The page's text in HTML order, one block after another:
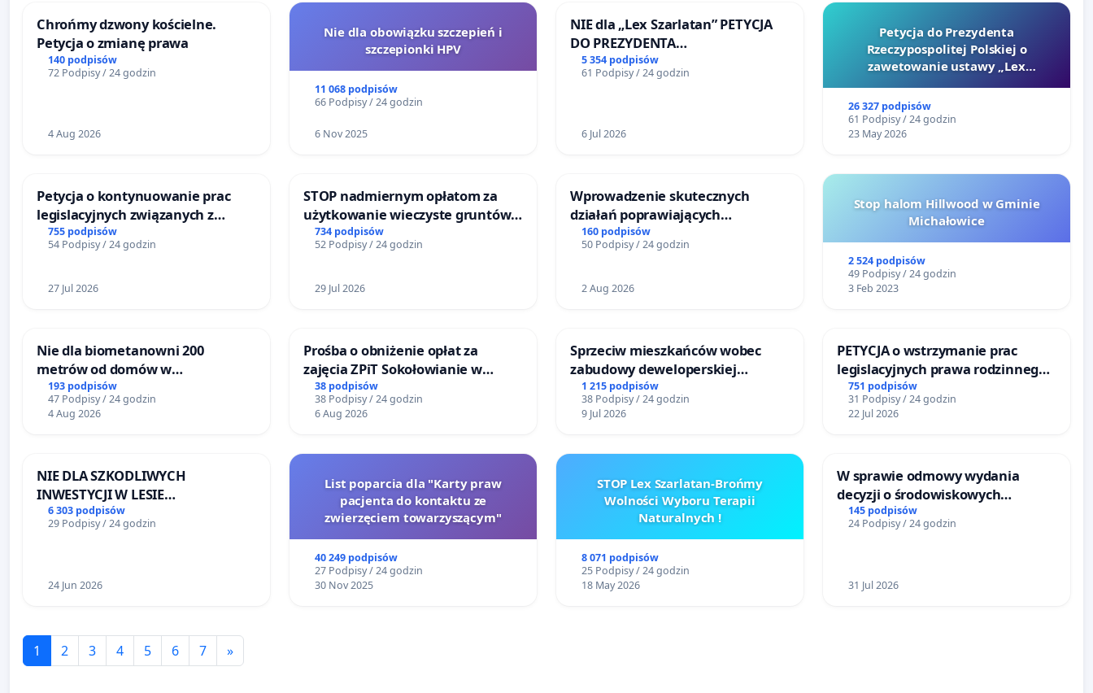
Chrońmy dzwony kościelne.
Petycja o zmianę prawa
140 podpisów
72 Podpisy / 24 godzin
4 Aug 2026
Nie dla obowiązku szczepień i
szczepionki HPV
11 068 podpisów
66 Podpisy / 24 godzin
6 Nov 2025
NIE dla „Lex Szarlatan” PETYCJA
DO PREZYDENTA
RZECZYPOSPOLITEJ POLSKIEJ
5 354 podpisów
61 Podpisy / 24 godzin
6 Jul 2026
Petycja do Prezydenta
Rzeczypospolitej Polskiej o
zawetowanie ustawy „Lex
26 327 podpisów
61 Podpisy / 24 godzin
23 May 2026
Petycja o kontynuowanie prac
legislacyjnych związanych z
reformą prawa rodzinnego
755 podpisów
54 Podpisy / 24 godzin
27 Jul 2026
STOP nadmiernym opłatom za
użytkowanie wieczyste gruntów
zajmowanych przez rodzinne
ogrody działkowe.
734 podpisów
52 Podpisy / 24 godzin
29 Jul 2026
Wprowadzenie skutecznych
działań poprawiających
bezpieczeństwo na ulicy
Żeromskiego w Otwocku
160 podpisów
50 Podpisy / 24 godzin
2 Aug 2026
Stop halom Hillwood w Gminie
Michałowice
2 524 podpisów
49 Podpisy / 24 godzin
3 Feb 2023
Nie dla biometanowni 200
metrów od domów w
Biernatkach, gm. Wądroże
Wielkie
193 podpisów
47 Podpisy / 24 godzin
4 Aug 2026
Prośba o obniżenie opłat za
zajęcia ZPiT Sokołowianie w
Sokołowskim Ośrodku Kultury
38 podpisów
38 Podpisy / 24 godzin
6 Aug 2026
Sprzeciw mieszkańców wobec
zabudowy deweloperskiej
terenow zielonych w rejonie
Bulwarów Straceńskich w Bielsku-
Białej
1 215 podpisów
38 Podpisy / 24 godzin
9 Jul 2026
PETYCJA o wstrzymanie prac
legislacyjnych prawa rodzinnego
narażających ofiary przemocy
751 podpisów
31 Podpisy / 24 godzin
22 Jul 2026
NIE DLA SZKODLIWYCH
INWESTYCJI W LESIE
ŁAGIEWNICKIM I ARTURÓWKU
6 303 podpisów
29 Podpisy / 24 godzin
24 Jun 2026
List poparcia dla "Karty praw
pacjenta do kontaktu ze
zwierzęciem towarzyszącym"
40 249 podpisów
27 Podpisy / 24 godzin
30 Nov 2025
STOP Lex Szarlatan-Brońmy
Wolności Wyboru Terapii
Naturalnych !
8 071 podpisów
25 Podpisy / 24 godzin
18 May 2026
W sprawie odmowy wydania
decyzji o środowiskowych
uwarunkowaniach dla budowy
zakładu wytwarzania biometanu
mieszkańców i Puszczy
145 podpisów
24 Podpisy / 24 godzin
31 Jul 2026
1 2 3 4 5 6 7 »